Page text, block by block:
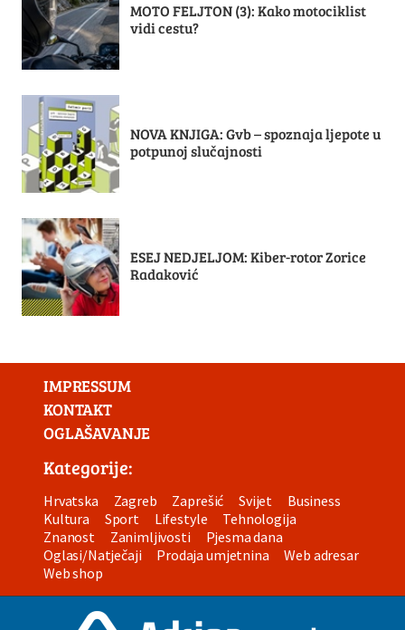
MOTO FELJTON (3): Kako motociklist
vidi cestu?
NOVA KNJIGA: Gvb – spoznaja ljepote u
potpunoj slučajnosti
ESEJ NEDJELJOM: Kiber-rotor Zorice
Radaković
IMPRESSUM
KONTAKT
OGLAŠAVANJE
Kategorije:
Hrvatska Zagreb Zaprešić Svijet
Business
Kultura
Sport Lifestyle
Tehnologija
Znanost
Zanimljivosti
Pjesma dana
Oglasi/Natječaji
Prodaja umjetnina
Web adresar
Web shop